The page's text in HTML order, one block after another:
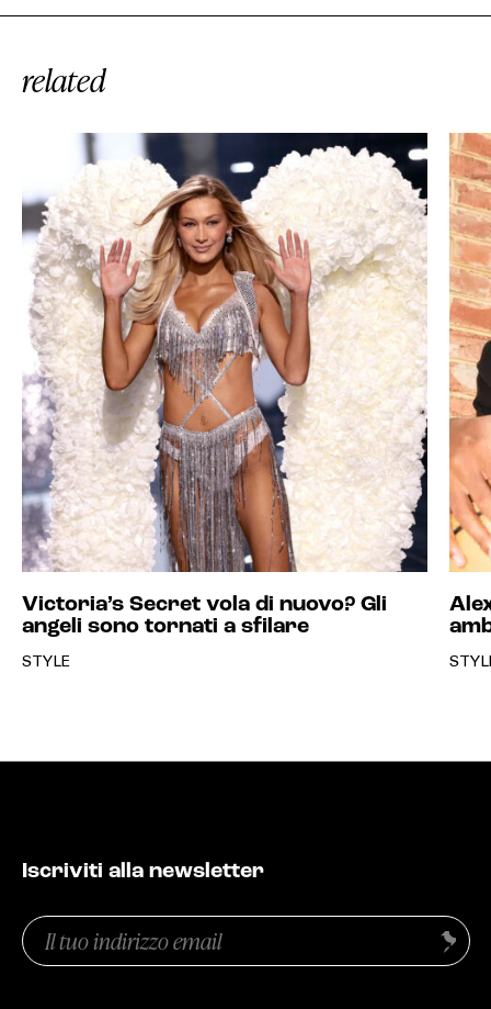
related
Victoria’s Secret vola di nuovo? Gli
angeli sono tornati a sfilare
STYLE
Iscriviti alla newsletter
Email
(Obbligatorio) Invia